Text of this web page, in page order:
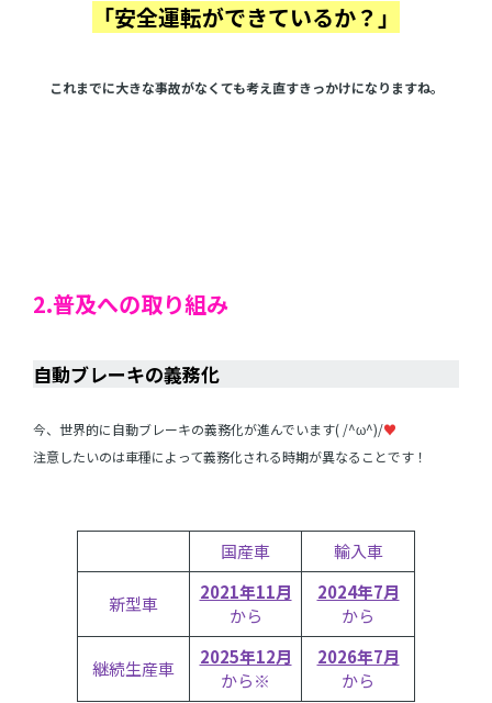
「安全運転ができているか？」
これまでに大きな事故がなくても考え直すきっかけになりますね。
2.普及への取り組み
自動ブレーキの義務化
今、世界的に自動ブレーキの義務化が進んでいます( /^ω^)/♥
注意したいのは車種によって義務化される時期が異なることです！
国産車 輸入車
新型車
2021年11月
から
2024年7月
から
継続生産車
2025年12月
から※
2026年7月
から